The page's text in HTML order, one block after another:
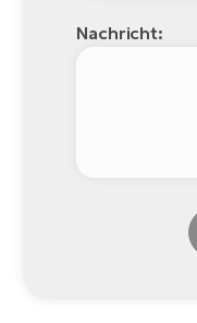
Nachricht: